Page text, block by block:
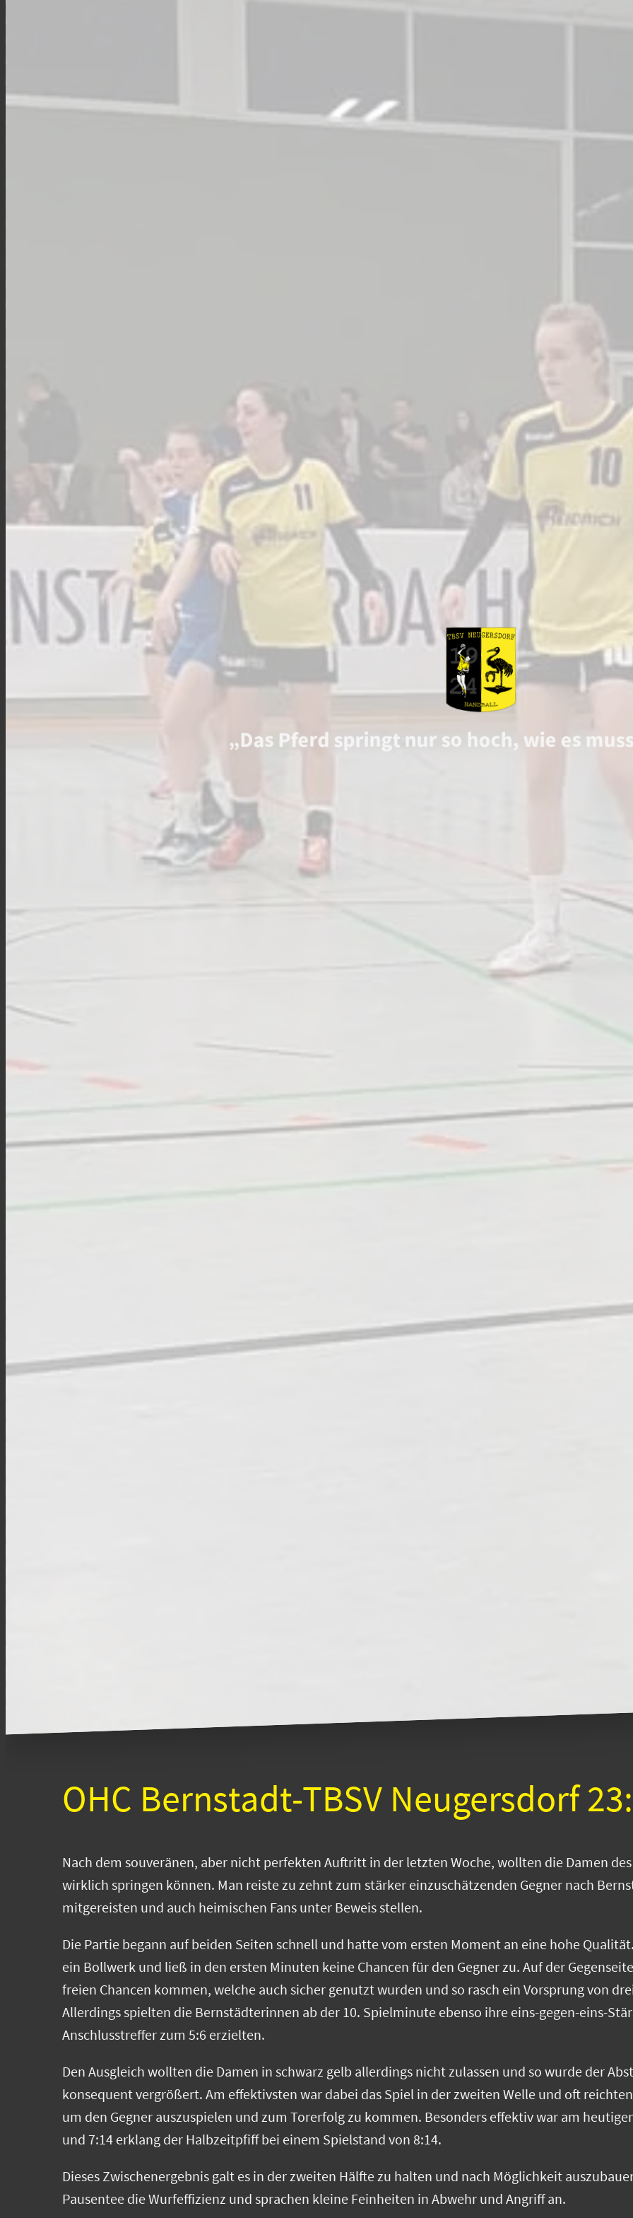
„Das Pferd springt nur so hoch, wie es
OHC Bernstadt-TBSV Neugersdorf
Nach dem souveränen, aber nicht perfekten Auftritt in der letzten Woche, wollten die Damen des
wirklich springen können. Man reiste zu zehnt zum stärker einzuschätzenden Gegner nach
mitgereisten und auch heimischen Fans unter Beweis stellen.
Die Partie begann auf beiden Seiten schnell und hatte vom ersten Moment an eine hohe
ein Bollwerk und ließ in den ersten Minuten keine Chancen für den Gegner zu. Auf der
freien Chancen kommen, welche auch sicher genutzt wurden und so rasch ein Vorsprung von
Allerdings spielten die Bernstädterinnen ab der 10. Spielminute ebenso ihre eins-gegen-eins-
Anschlusstreffer zum 5:6 erzielten.
Den Ausgleich wollten die Damen in schwarz gelb allerdings nicht zulassen und so wurde der
konsequent vergrößert. Am effektivsten war dabei das Spiel in der zweiten Welle und oft
um den Gegner auszuspielen und zum Torerfolg zu kommen. Besonders effektiv war am
und 7:14 erklang der Halbzeitpfiff bei einem Spielstand von 8:14.
Dieses Zwischenergebnis galt es in der zweiten Hälfte zu halten und nach Möglichkeit
Pausentee die Wurfeffizienz und sprachen kleine Feinheiten in Abwehr und Angriff an.